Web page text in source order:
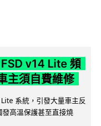
v14 Lite 頻
主須自費維修
系統，引發大量車主反
高溫保護甚至直接燒